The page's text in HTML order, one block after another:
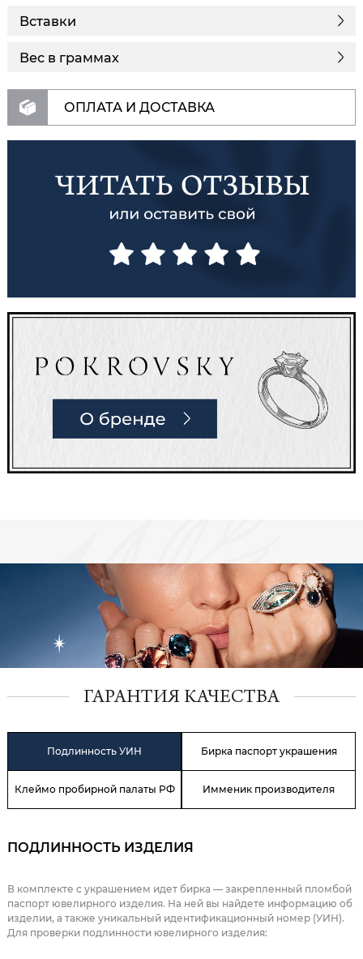
Вставки
Вес в граммах
ОПЛАТА И ДОСТАВКА
ГАРАНТИЯ КАЧЕСТВА
Подлинность УИН Бирка паспорт украшения
Клеймо пробирной палаты РФ Имменик производителя
ПОДЛИННОСТЬ ИЗДЕЛИЯ
В комплекте с украшением идет бирка — закрепленный пломбой
паспорт ювелирного изделия. На ней вы найдете информацию об
изделии, а также уникальный идентификационный номер (УИН).
Для проверки подлинности ювелирного изделия: